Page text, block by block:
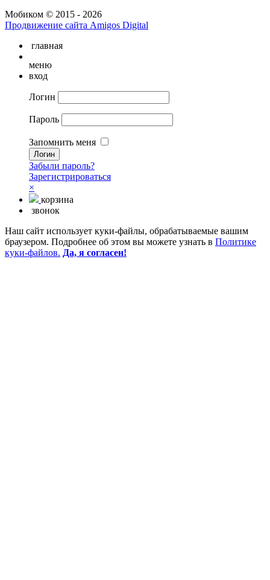
Мобиком © 2015 - 2026
Продвижение сайта Amigos Digital
главная
меню
вход
Логин
Пароль
Запомнить меня
Забыли пароль?
Зарегистрироваться
×
корзина
звонок
Наш сайт использует куки-файлы, обрабатываемые вашим
браузером. Подробнее об этом вы можете узнать в Политике
куки-файлов. Да, я согласен!